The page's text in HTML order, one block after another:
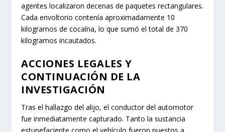
agentes localizaron decenas de paquetes rectangulares.
Cada envoltorio contenía aproximadamente 10
kilogramos de cocaína, lo que sumó el total de 370
kilogramos incautados.
ACCIONES LEGALES Y
CONTINUACIÓN DE LA
INVESTIGACIÓN
Tras el hallazgo del alijo, el conductor del automotor
fue inmediatamente capturado. Tanto la sustancia